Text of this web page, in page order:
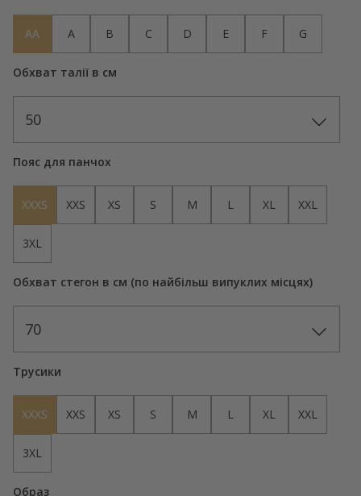
AA A B C D E F G
Обхват талії в см
50
Пояс для панчох
XXXS XXS XS S M L XL XXL
3XL
Обхват стегон в см (по найбільш випуклих місцях)
70
Трусики
XXXS XXS XS S M L XL XXL
3XL
Образ